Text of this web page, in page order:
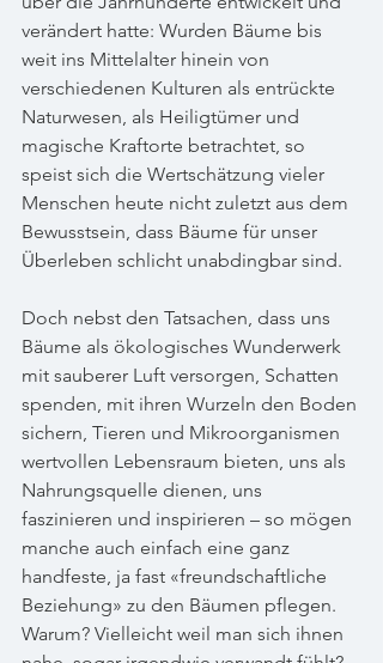
verändert hatte: Wurden Bäume bis
weit ins Mittelalter hinein von
verschiedenen Kulturen als entrückte
Naturwesen, als Heiligtümer und
magische Kraftorte betrachtet, so
speist sich die Wertschätzung vieler
Menschen heute nicht zuletzt aus dem
Bewusstsein, dass Bäume für unser
Überleben schlicht unabdingbar sind.
Doch nebst den Tatsachen, dass uns
Bäume als ökologisches Wunderwerk
mit sauberer Luft versorgen, Schatten
spenden, mit ihren Wurzeln den Boden
sichern, Tieren und Mikroorganismen
wertvollen Lebensraum bieten, uns als
Nahrungsquelle dienen, uns
faszinieren und inspirieren – so mögen
manche auch einfach eine ganz
handfeste, ja fast «freundschaftliche
Beziehung» zu den Bäumen pflegen.
Warum? Vielleicht weil man sich ihnen